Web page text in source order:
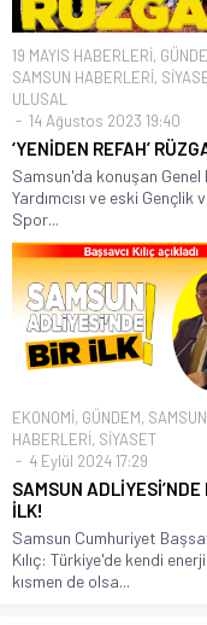
19 MAYIS HABERLERİ,
SAMSUN HABERLERİ,
ULUSAL
14 Ağustos 2023 19:40
‘YENİDEN REFAH’
Samsun'da konuşan Genel
Yardımcısı ve eski Gençlik
Spor...
EKONOMİ, GÜNDEM, SAMSUN
HABERLERİ, SİYASET
4 Eylül 2024 17:29
SAMSUN ADLİYESİ’NDE
İLK!
Samsun Cumhuriyet
Kılıç: Türkiye'de kendi
kısmen de olsa...